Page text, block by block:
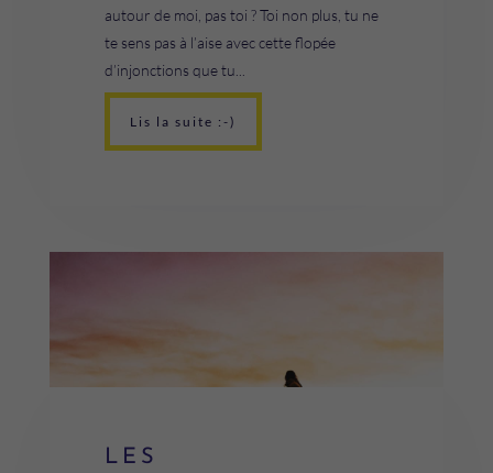
autour de moi, pas toi ? Toi non plus, tu ne
te sens pas à l’aise avec cette flopée
d’injonctions que tu...
Lis la suite :-)
LES